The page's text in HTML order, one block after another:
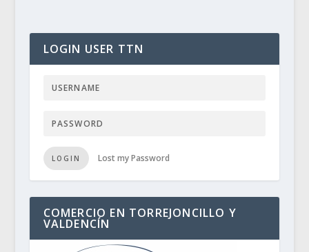
LOGIN USER TTN
LOGIN Lost my Password
COMERCIO EN TORREJONCILLO Y
VALDENCÍN